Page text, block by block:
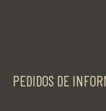
PEDIDOS DE